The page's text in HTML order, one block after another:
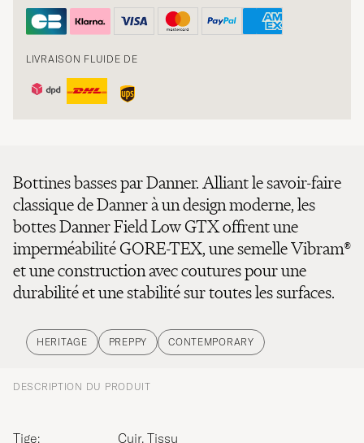
LIVRAISON FLUIDE DE
Bottines basses par Danner. Alliant le savoir-faire
classique de Danner à un design moderne, les
bottes Danner Field Low GTX offrent une
imperméabilité GORE-TEX, une semelle Vibram®
et une construction avec coutures pour une
durabilité et une stabilité sur toutes les surfaces.
HERITAGE PREPPY CONTEMPORARY
DESCRIPTION DU PRODUIT
Tige: Cuir, Tissu